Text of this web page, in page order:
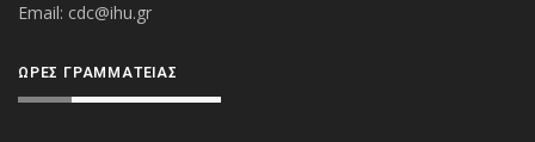
Εmail: cdc@ihu.gr
ΏΡΕΣ ΓΡΑΜΜΑΤΕΊΑΣ